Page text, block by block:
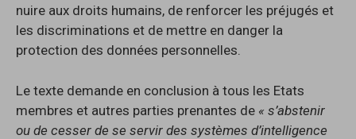
nuire aux droits humains, de renforcer les préjugés et
les discriminations et de mettre en danger la
protection des données personnelles.
Le texte demande en conclusion à tous les Etats
membres et autres parties prenantes de « s’abstenir
ou de cesser de se servir des systèmes d’intelligence